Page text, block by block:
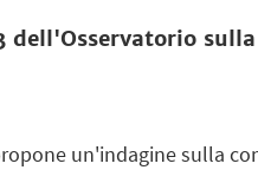
un'indagine sulla